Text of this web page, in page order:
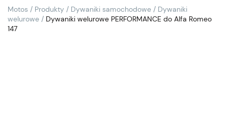
Motos / Produkty / Dywaniki samochodowe / Dywaniki
welurowe / Dywaniki welurowe PERFORMANCE do Alfa Romeo
147